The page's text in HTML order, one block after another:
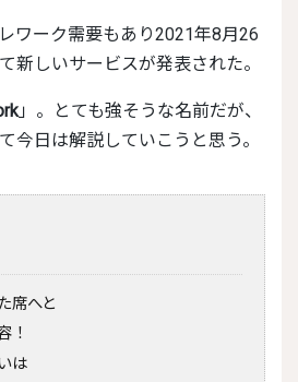
新しいサービスが発表された。
」。とても強そうな名前だが、
今日は解説していこうと思う。
席へと
！
は